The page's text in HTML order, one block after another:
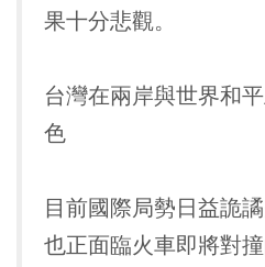
果十分悲觀。
台灣在兩岸與世界和
色
目前國際局勢日益詭
也正面臨火車即將對